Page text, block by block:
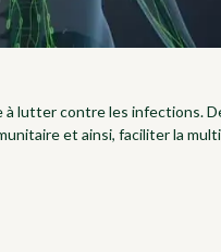
lutter contre les infections.
et ainsi, faciliter la